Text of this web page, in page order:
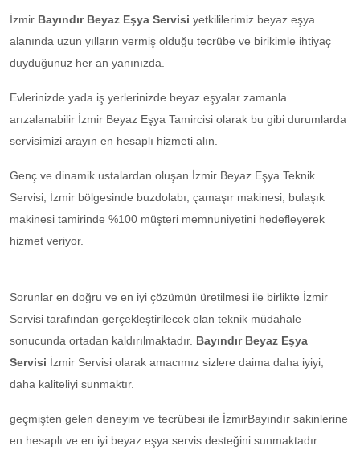
İzmir Bayındır Beyaz Eşya Servisi yetkililerimiz beyaz eşya
alanında uzun yılların vermiş olduğu tecrübe ve birikimle ihtiyaç
duyduğunuz her an yanınızda.
Evlerinizde yada iş yerlerinizde beyaz eşyalar zamanla
arızalanabilir İzmir Beyaz Eşya Tamircisi olarak bu gibi durumlarda
servisimizi arayın en hesaplı hizmeti alın.
Genç ve dinamik ustalardan oluşan İzmir Beyaz Eşya Teknik
Servisi, İzmir bölgesinde buzdolabı, çamaşır makinesi, bulaşık
makinesi tamirinde %100 müşteri memnuniyetini hedefleyerek
hizmet veriyor.
Sorunlar en doğru ve en iyi çözümün üretilmesi ile birlikte İzmir
Servisi tarafından gerçekleştirilecek olan teknik müdahale
sonucunda ortadan kaldırılmaktadır. Bayındır Beyaz Eşya
Servisi İzmir Servisi olarak amacımız sizlere daima daha iyiyi,
daha kaliteliyi sunmaktır.
geçmişten gelen deneyim ve tecrübesi ile İzmirBayındır sakinlerine
en hesaplı ve en iyi beyaz eşya servis desteğini sunmaktadır.